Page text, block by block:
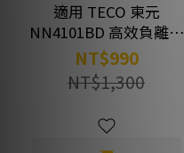
適用 TECO 東元
NN4101BD 高效負離子
空氣清淨機 抗菌HEPA濾
網 蜂巢顆粒活性碳濾網
綠綠好日
NT$990
NT$1,300